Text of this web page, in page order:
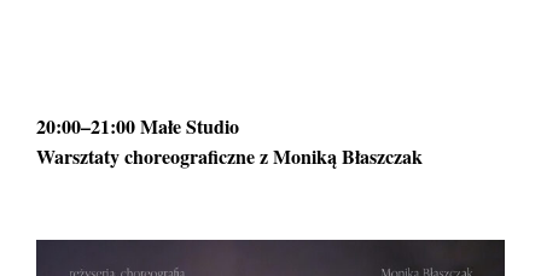
20:00–21:00 Małe Studio
Warsztaty choreograficzne z Moniką Błaszczak